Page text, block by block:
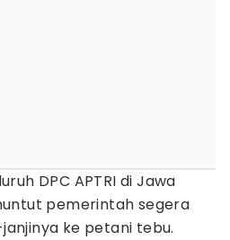
DPC APTRI di Jawa
pemerintah segera
ke petani tebu.